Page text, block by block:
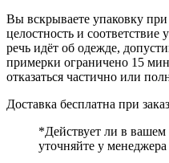
Вы вскрываете упаковку при
целостность и
речь идёт об одежде,
примерки ограничено 15
отказаться частично или
Доставка бесплатна при
*Действует ли в вашем
уточняйте у менеджера